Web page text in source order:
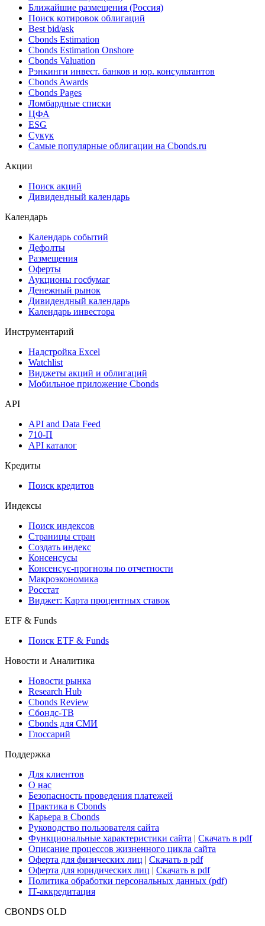
Ближайшие размещения (Россия)
Поиск котировок облигаций
Best bid/ask
Cbonds Estimation
Cbonds Estimation Onshore
Cbonds Valuation
Рэнкинги инвест. банков и юр. консультантов
Cbonds Awards
Cbonds Pages
Ломбардные списки
ЦФА
ESG
Сукук
Самые популярные облигации на Cbonds.ru
Акции
Поиск акций
Дивидендный календарь
Календарь
Календарь событий
Дефолты
Размещения
Оферты
Аукционы госбумаг
Денежный рынок
Дивидендный календарь
Календарь инвестора
Инструментарий
Надстройка Excel
Watchlist
Виджеты акций и облигаций
Мобильное приложение Cbonds
API
API and Data Feed
710-П
API каталог
Кредиты
Поиск кредитов
Индексы
Поиск индексов
Страницы стран
Создать индекс
Консенсусы
Консенсус-прогнозы по отчетности
Макроэкономика
Росстат
Виджет: Карта процентных ставок
ETF & Funds
Поиск ETF & Funds
Новости и Аналитика
Новости рынка
Research Hub
Cbonds Review
Сбондс-ТВ
Cbonds для СМИ
Глоссарий
Поддержка
Для клиентов
О нас
Безопасность проведения платежей
Практика в Cbonds
Карьера в Cbonds
Руководство пользователя сайта
Функциональные характеристики сайта | Скачать в pdf
Описание процессов жизненного цикла сайта
Оферта для физических лиц | Скачать в pdf
Оферта для юридических лиц | Скачать в pdf
Политика обработки персональных данных (pdf)
IT-аккредитация
CBONDS OLD